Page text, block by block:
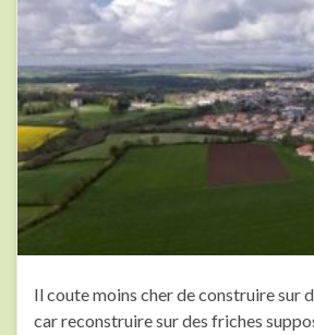
Il coute moins cher de construire sur
car reconstruire sur des friches